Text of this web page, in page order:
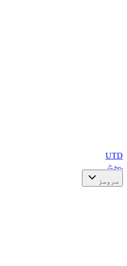
UTD
ہوم
سروسز